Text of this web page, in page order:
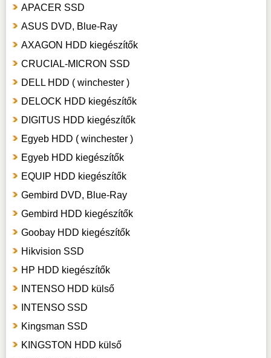
APACER SSD
ASUS DVD, Blue-Ray
AXAGON HDD kiegészítők
CRUCIAL-MICRON SSD
DELL HDD ( winchester )
DELOCK HDD kiegészítők
DIGITUS HDD kiegészítők
Egyeb HDD ( winchester )
Egyeb HDD kiegészítők
EQUIP HDD kiegészítők
Gembird DVD, Blue-Ray
Gembird HDD kiegészítők
Goobay HDD kiegészítők
Hikvision SSD
HP HDD kiegészítők
INTENSO HDD külső
INTENSO SSD
Kingsman SSD
KINGSTON HDD külső